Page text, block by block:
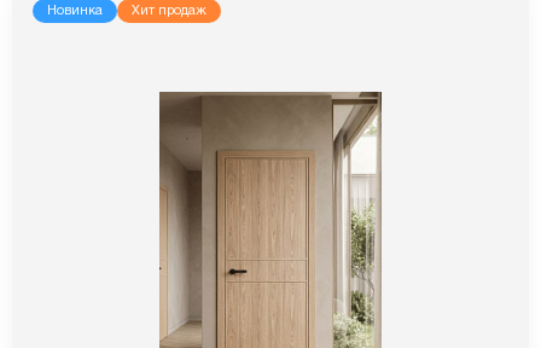
Новинка Хит продаж